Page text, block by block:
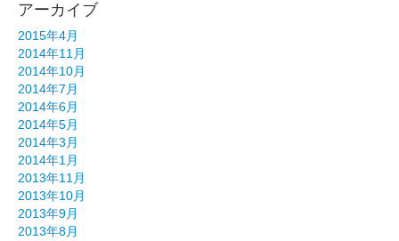
アーカイブ
2015年4月
2014年11月
2014年10月
2014年7月
2014年6月
2014年5月
2014年3月
2014年1月
2013年11月
2013年10月
2013年9月
2013年8月